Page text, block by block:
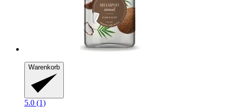
Warenkorb
5.0 (1)